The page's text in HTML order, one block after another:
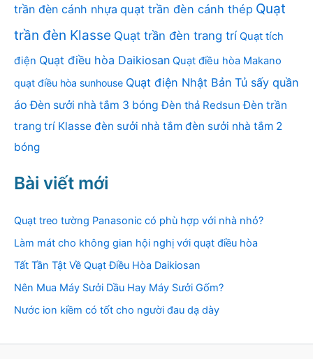
trần đèn cánh nhựa quạt trần đèn cánh thép Quạt
trần đèn Klasse Quạt trần đèn trang trí Quạt tích
điện Quạt điều hòa Daikiosan Quạt điều hòa Makano
quạt điều hòa sunhouse Quạt điện Nhật Bản Tủ sấy quần
áo Đèn sưởi nhà tắm 3 bóng Đèn thả Redsun Đèn trần
trang trí Klasse đèn sưởi nhà tắm đèn sưởi nhà tắm 2
bóng
Bài viết mới
Quạt treo tường Panasonic có phù hợp với nhà nhỏ?
Làm mát cho không gian hội nghị với quạt điều hòa
Tất Tần Tật Về Quạt Điều Hòa Daikiosan
Nên Mua Máy Sưởi Dầu Hay Máy Sưởi Gốm?
Nước ion kiềm có tốt cho người đau dạ dày